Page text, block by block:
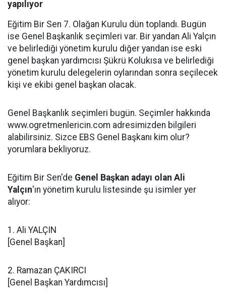
yapılıyor
Eğitim Bir Sen 7. Olağan Kurulu dün toplandı. Bugün
ise Genel Başkanlık seçimleri var. Bir yandan Ali Yalçın
ve belirlediği yönetim kurulu diğer yandan ise eski
genel başkan yardımcısı Şükrü Kolukısa ve belirlediği
yönetim kurulu delegelerin oylarından sonra seçilecek
kişi ve ekibi genel başkan olacak.
Genel Başkanlık seçimleri bugün. Seçimler hakkında
www.ogretmenlericin.com adresimizden bilgileri
alabilirsiniz. Sizce EBS Genel Başkanı kim olur?
yorumlara bekliyoruz.
Eğitim Bir Sen'de Genel Başkan adayı olan Ali
Yalçın'ın yönetim kurulu listesinde şu isimler yer
alıyor:
1. Ali YALÇIN
[Genel Başkan]
2. Ramazan ÇAKIRCI
[Genel Başkan Yardımcısı]